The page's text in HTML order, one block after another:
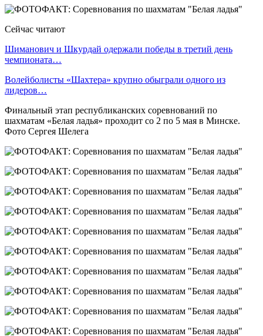
Сейчас читают
Шиманович и Шкурдай одержали победы в третий день
чемпионата…
Волейболисты «Шахтера» крупно обыграли одного из
лидеров…
Финальный этап республиканских соревнований по
шахматам «Белая ладья» проходит со 2 по 5 мая в Минске.
Фото Сергея Шелега